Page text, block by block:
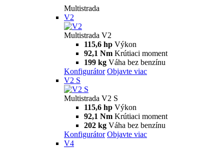
Multistrada
V2
Multistrada V2
115,6 hp Výkon
92,1 Nm Krútiaci moment
199 kg Váha bez benzínu
Konfigurátor Objavte viac
V2 S
Multistrada V2 S
115,6 hp Výkon
92,1 Nm Krútiaci moment
202 kg Váha bez benzínu
Konfigurátor Objavte viac
V4